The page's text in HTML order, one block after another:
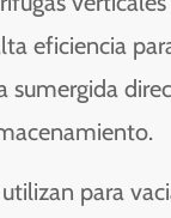
eficiencia
sumergida
para